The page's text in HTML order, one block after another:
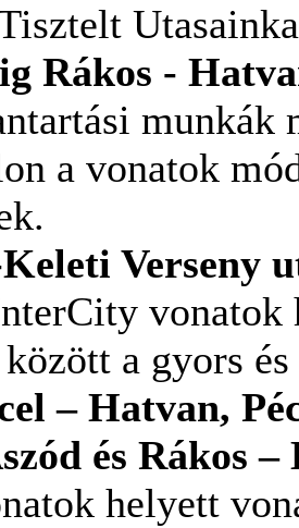
Rákos -
munkák
a vonatok
Verseny
vonatok
a gyors
– Hatvan,
és Rákos
helyett